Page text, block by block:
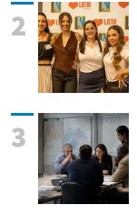
2
3